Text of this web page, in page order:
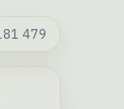
479